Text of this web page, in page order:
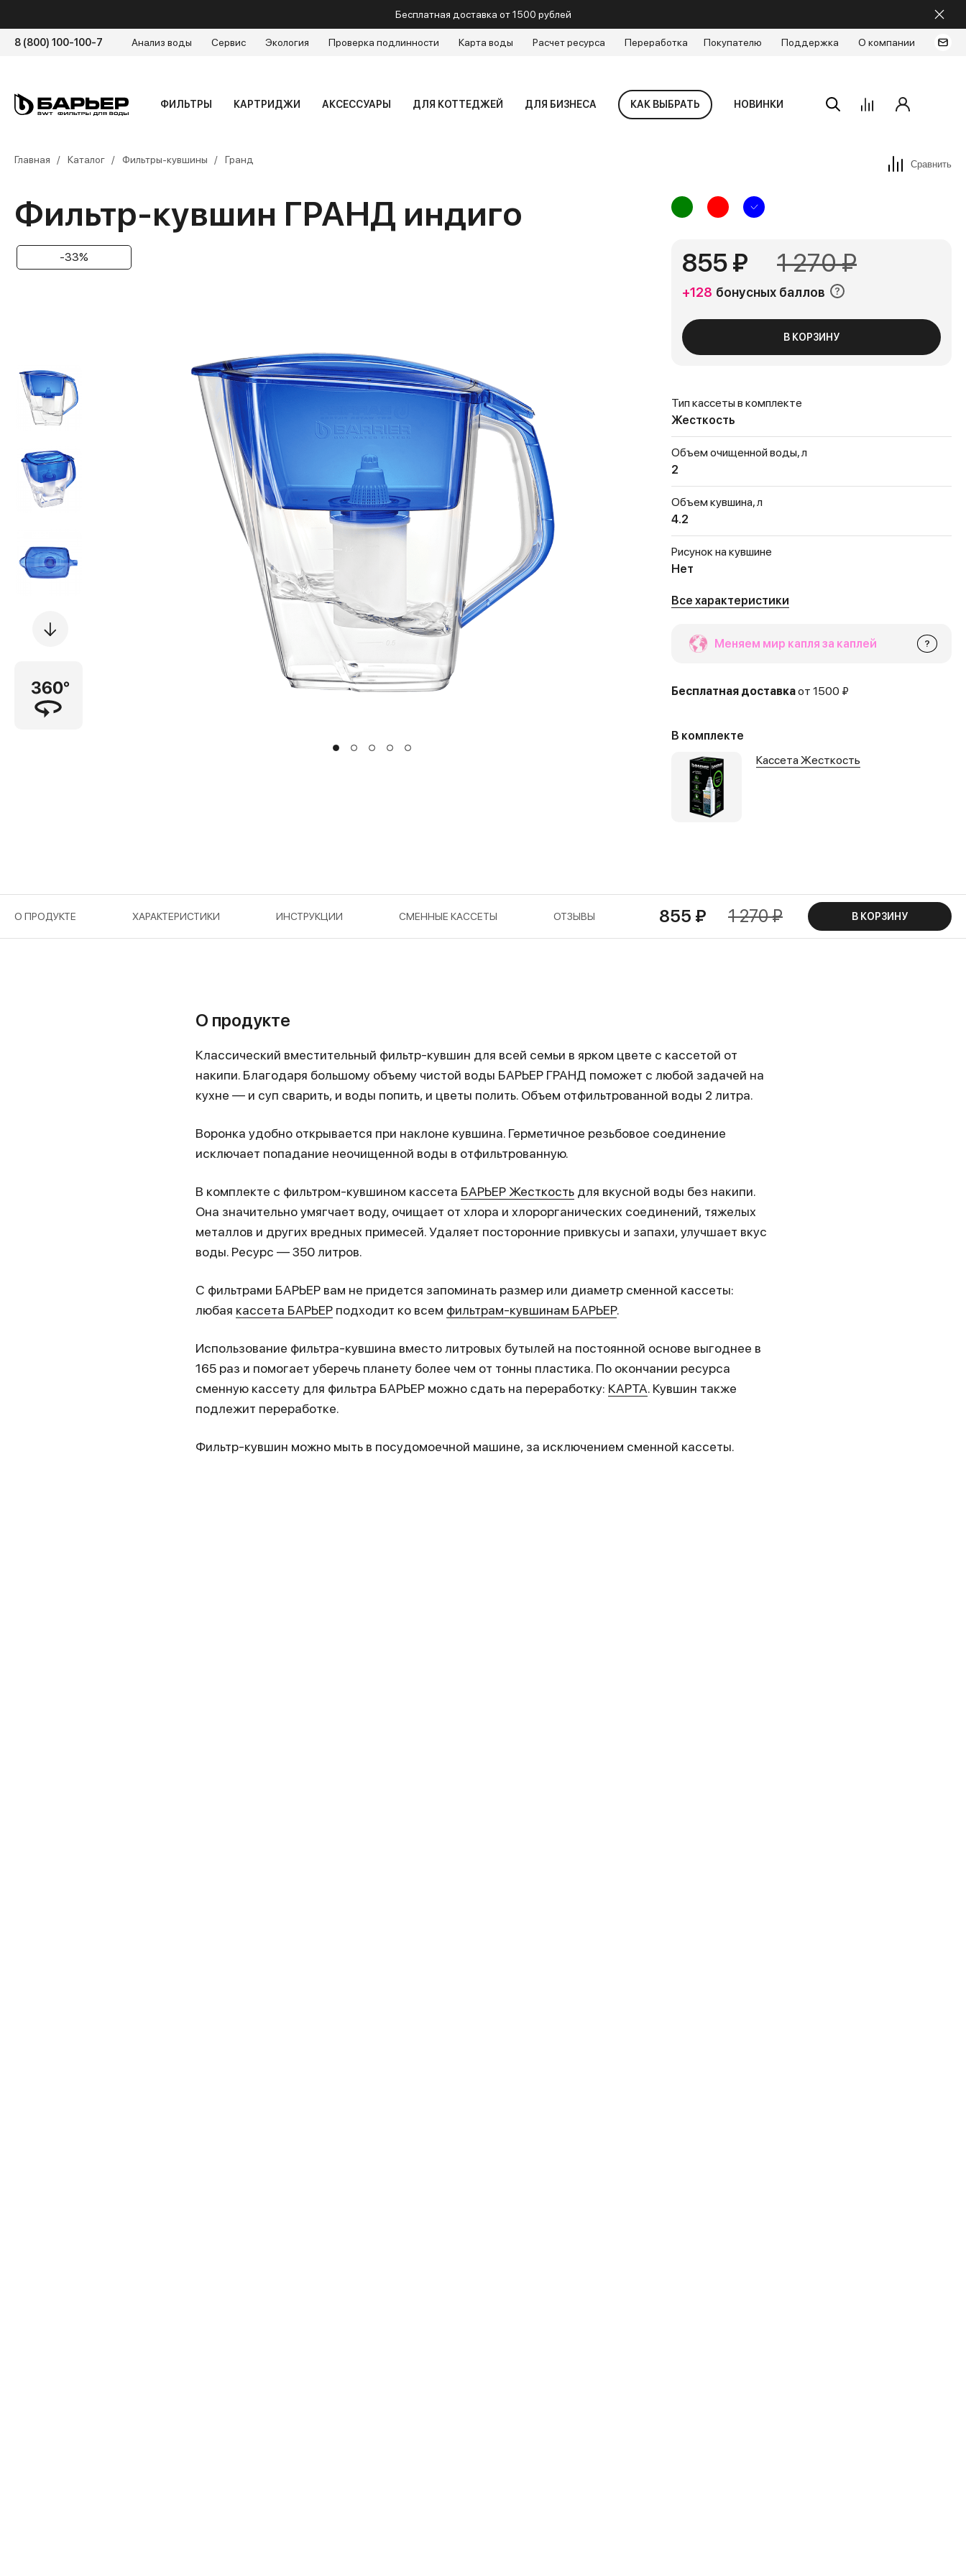
Бесплатная доставка от 1500 рублей
8 (800) 100-100-7 Анализ воды Сервис Экология Проверка подлинности Карта воды Расчет ресурса Переработка Покупателю Поддержка О компании
ФИЛЬТРЫ КАРТРИДЖИ АКСЕССУАРЫ ДЛЯ КОТТЕДЖЕЙ ДЛЯ БИЗНЕСА КАК ВЫБРАТЬ НОВИНКИ
Главная Каталог Фильтры-кувшины Гранд Сравнить
Фильтр-кувшин ГРАНД индиго
-33% 855 ₽ 1 270 ₽
+128 бонусных баллов
В КОРЗИНУ
Тип кассеты в комплекте
Жесткость
Объем очищенной воды, л
2
Объем кувшина, л
4.2
Рисунок на кувшине
Нет
Все характеристики
Меняем мир капля за каплей ?
Бесплатная доставкаот 1500 ₽
В комплекте
Кассета Жесткость
О ПРОДУКТЕ ХАРАКТЕРИСТИКИ ИНСТРУКЦИИ СМЕННЫЕ КАССЕТЫ ОТЗЫВЫ 855 ₽ 1 270 ₽ В КОРЗИНУ
О продукте
Классический вместительный фильтр-кувшин для всей семьи в ярком цвете с кассетой от
накипи. Благодаря большому объему чистой воды БАРЬЕР ГРАНД поможет с любой задачей на
кухне — и суп сварить, и воды попить, и цветы полить. Объем отфильтрованной воды 2 литра.
Воронка удобно открывается при наклоне кувшина. Герметичное резьбовое соединение
исключает попадание неочищенной воды в отфильтрованную.
В комплекте с фильтром-кувшином кассета БАРЬЕР Жесткость для вкусной воды без накипи.
Она значительно умягчает воду, очищает от хлора и хлорорганических соединений, тяжелых
металлов и других вредных примесей. Удаляет посторонние привкусы и запахи, улучшает вкус
воды. Ресурс — 350 литров.
С фильтрами БАРЬЕР вам не придется запоминать размер или диаметр сменной кассеты:
любая кассета БАРЬЕР подходит ко всем фильтрам-кувшинам БАРЬЕР.
Использование фильтра-кувшина вместо литровых бутылей на постоянной основе выгоднее в
165 раз и помогает уберечь планету более чем от тонны пластика. По окончании ресурса
сменную кассету для фильтра БАРЬЕР можно сдать на переработку: КАРТА. Кувшин также
подлежит переработке.
Фильтр-кувшин можно мыть в посудомоечной машине, за исключением сменной кассеты.